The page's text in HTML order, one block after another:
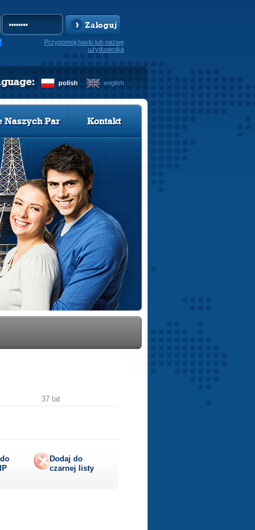
Zaloguj
Przypomnij hasło lub nazwę
użytkownika
polish english
Naszych Par Kontakt
37 lat
Dodaj do
czarnej listy